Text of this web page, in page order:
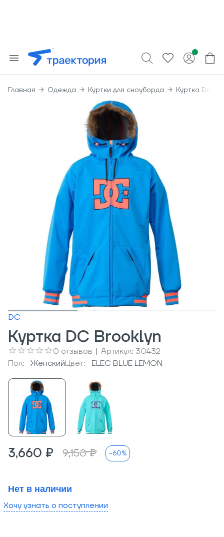
Главная Одежда Куртки для сноуборда Куртка Dc
DC
Куртка DC Brooklyn
0 отзывов | Артикул: 30432
Пол:
ЖенскийЦвет: ELEC BLUE LEMON
3,660 ₽ 9,150 ₽ -60%
Нет в наличии
Хочу узнать о поступлении